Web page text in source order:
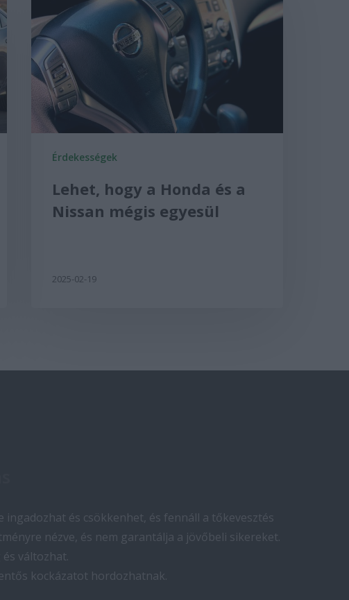
Érdekességek
Lehet, hogy a Honda és a
Nissan mégis egyesül
2025-02-19
és csökkenhet, és fennáll a tőkevesztés
nézve, és nem garantálja a jövőbeli sikereket.
változhat.
kockázatot hordozhatnak.